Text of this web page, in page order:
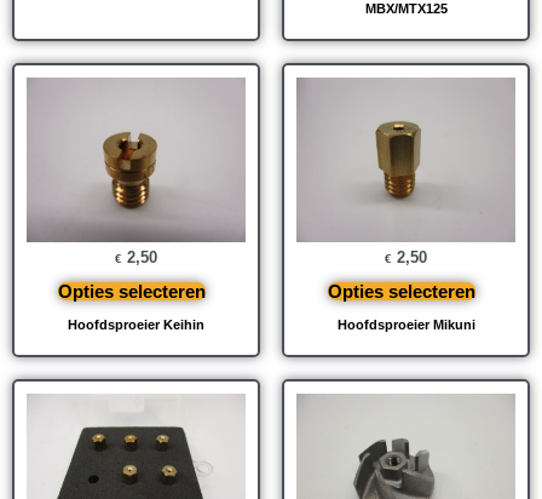
MBX/MTX125
Hoofdsproeier Keihin
€ 2,50
Opties selecteren
Hoofdsproeier Mikuni
€ 2,50
Opties selecteren